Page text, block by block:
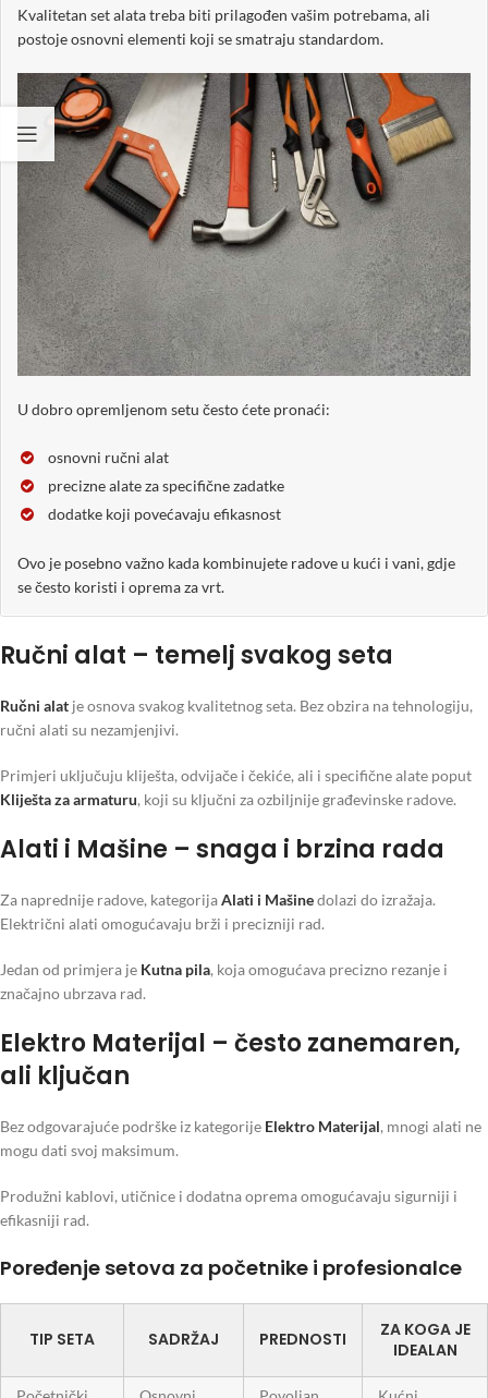
Kvalitetan set alata treba biti prilagođen vašim potrebama, ali
postoje osnovni elementi koji se smatraju standardom.
U dobro opremljenom setu često ćete pronaći:
osnovni ručni alat
precizne alate za specifične zadatke
dodatke koji povećavaju efikasnost
Ovo je posebno važno kada kombinujete radove u kući i vani, gdje
se često koristi i oprema za vrt.
Ručni alat – temelj svakog seta
Ručni alat je osnova svakog kvalitetnog seta. Bez obzira na tehnologiju,
ručni alati su nezamjenjivi.
Primjeri uključuju kliješta, odvijače i čekiće, ali i specifične alate poput
Kliješta za armaturu, koji su ključni za ozbiljnije građevinske radove.
Alati i Mašine – snaga i brzina rada
Za naprednije radove, kategorijaAlati i Mašinedolazi do izražaja.
Električni alati omogućavaju brži i precizniji rad.
Jedan od primjera je Kutna pila, koja omogućava precizno rezanje i
značajno ubrzava rad.
Elektro Materijal – često zanemaren,
ali ključan
Bez odgovarajuće podrške iz kategorije Elektro Materijal, mnogi alati ne
mogu dati svoj maksimum.
Produžni kablovi, utičnice i dodatna oprema omogućavaju sigurniji i
efikasniji rad.
Poređenje setova za početnike i profesionalce
TIP SETA SADRŽAJ PREDNOSTI
ZA KOGA JE
IDEALAN